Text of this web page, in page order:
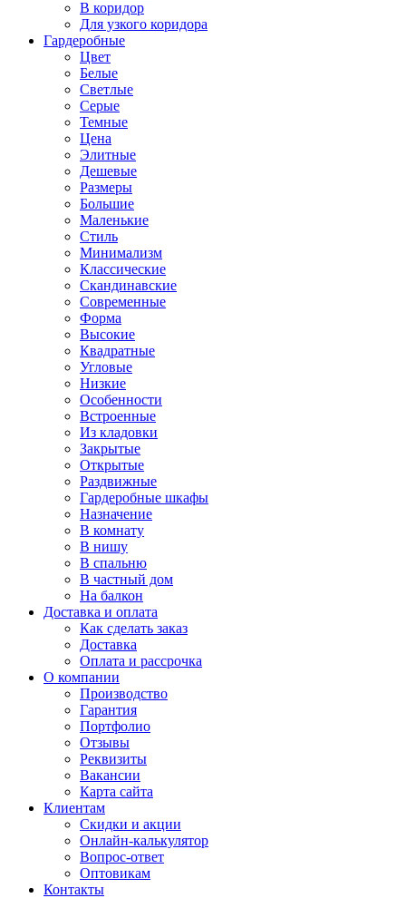
В коридор
Для узкого коридора
Гардеробные
Цвет
Белые
Светлые
Серые
Темные
Цена
Элитные
Дешевые
Размеры
Большие
Маленькие
Стиль
Минимализм
Классические
Скандинавские
Современные
Форма
Высокие
Квадратные
Угловые
Низкие
Особенности
Встроенные
Из кладовки
Закрытые
Открытые
Раздвижные
Гардеробные шкафы
Назначение
В комнату
В нишу
В спальню
В частный дом
На балкон
Доставка и оплата
Как сделать заказ
Доставка
Оплата и рассрочка
О компании
Производство
Гарантия
Портфолио
Отзывы
Реквизиты
Вакансии
Карта сайта
Клиентам
Скидки и акции
Онлайн-калькулятор
Вопрос-ответ
Оптовикам
Контакты